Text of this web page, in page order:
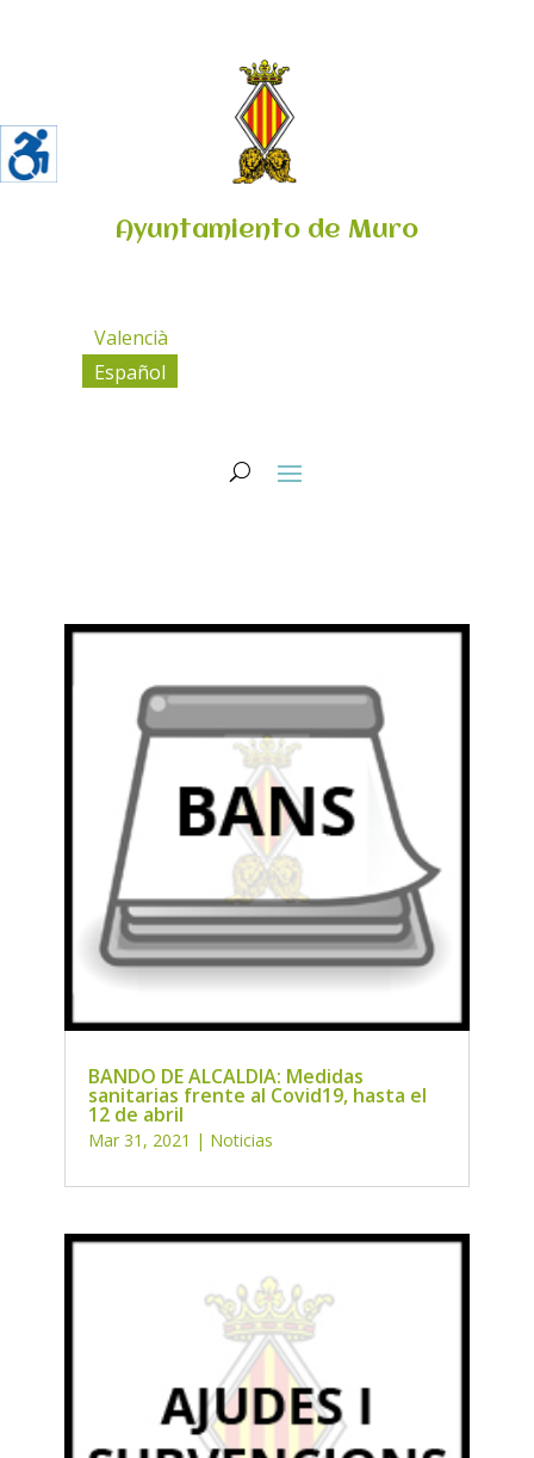
Ayuntamiento de Muro
Valencià
Español
BANDO DE ALCALDIA: Medidas
sanitarias frente al Covid19, hasta el
12 de abril
Mar 31, 2021 | Noticias